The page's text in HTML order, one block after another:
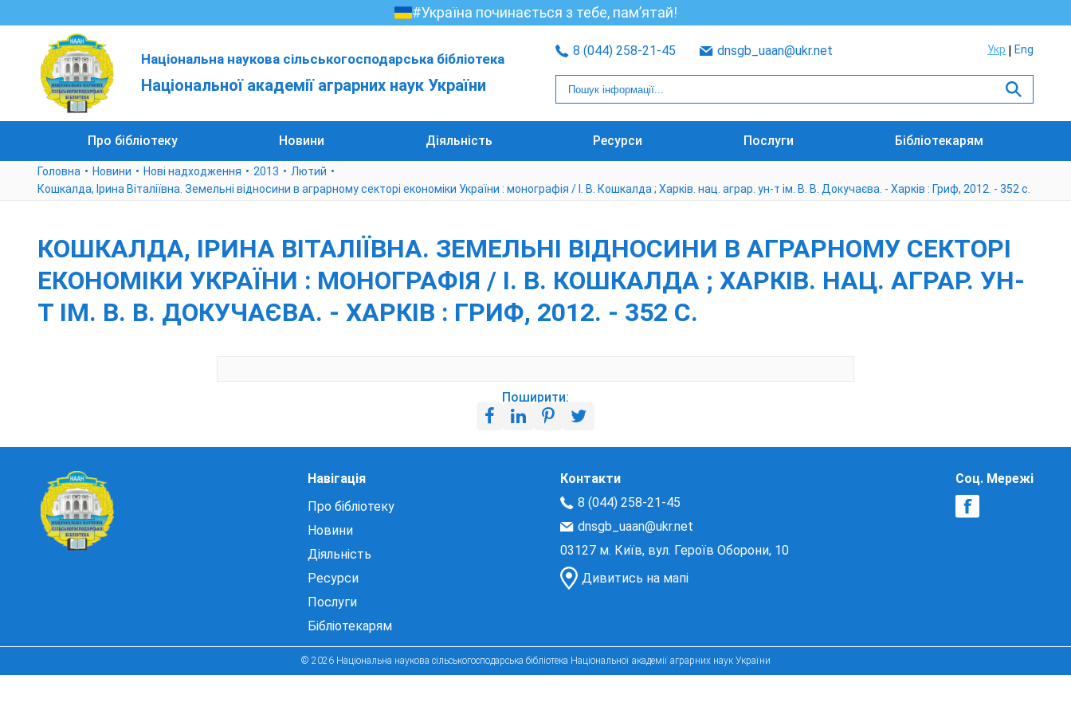
#Україна починається з тебе, пам’ятай!
Національна наукова сільськогосподарська бібліотека
Національної академії аграрних наук України
8 (044) 258-21-45 dnsgb_uaan@ukr.net Укр Eng
Про бібліотеку Новини Діяльність Ресурси Послуги Бібліотекарям
Головна Новини Нові надходження 2013
Лютий
Кошкалда, Ірина Віталіївна. Земельні відносини в аграрному секторі економіки України : монографія / І. В. Кошкалда ; Харків. нац. аграр. ун-т ім. В. В. Докучаєва. - Харків : Гриф, 2012. - 352 с.
КОШКАЛДА, ІРИНА ВІТАЛІЇВНА. ЗЕМЕЛЬНІ ВІДНОСИНИ В АГРАРНОМУ СЕКТОРІ
ЕКОНОМІКИ УКРАЇНИ : МОНОГРАФІЯ / І. В. КОШКАЛДА ; ХАРКІВ. НАЦ. АГРАР. УН-
Т ІМ. В. В. ДОКУЧАЄВА. - ХАРКІВ : ГРИФ, 2012. - 352 С.
Поширити:
Навігація
Про бібліотеку
Новини
Діяльність
Ресурси
Послуги
Бібліотекарям
Контакти
8 (044) 258-21-45
dnsgb_uaan@ukr.net
03127 м. Київ, вул. Героїв Оборони, 10
Дивитись на мапі
Соц. Мережі
© 2026 Національна наукова сільськогосподарська бібліотека Національної академії аграрних наук України